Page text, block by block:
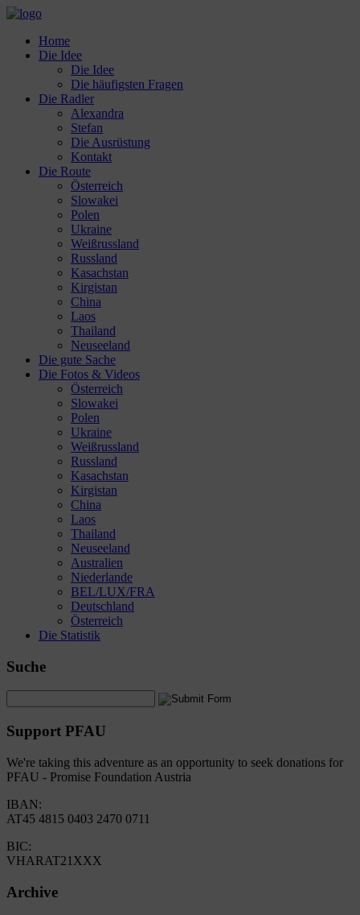
Home
Die Idee
Die Idee
Die häufigsten Fragen
Die Radler
Alexandra
Stefan
Die Ausrüstung
Kontakt
Die Route
Österreich
Slowakei
Polen
Ukraine
Weißrussland
Russland
Kasachstan
Kirgistan
China
Laos
Thailand
Neuseeland
Die gute Sache
Die Fotos & Videos
Österreich
Slowakei
Polen
Ukraine
Weißrussland
Russland
Kasachstan
Kirgistan
China
Laos
Thailand
Neuseeland
Australien
Niederlande
BEL/LUX/FRA
Deutschland
Österreich
Die Statistik
Suche
Support PFAU
We're taking this adventure as an opportunity to seek donations for
PFAU - Promise Foundation Austria
IBAN:
AT45 4815 0403 2470 0711
BIC:
VHARAT21XXX
Archive